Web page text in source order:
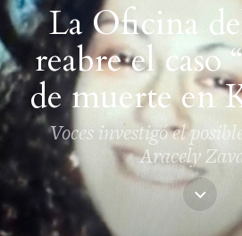
La Oficina
reabre el caso
de muerte en
Voces investigó el
Aracely